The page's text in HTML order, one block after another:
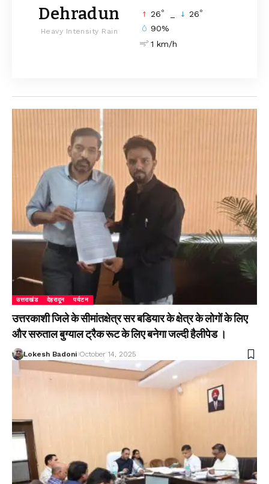
Dehradun
Heavy Intensity Rain
26° 26°
90%
1 km/h
उत्तराखंड देहरादून पर्यटन
उत्तरकाशी जिले के सीमांतक्षेत्र सर बडियार के क्षेत्र के लोगों के लिए
और सरुताल बुग्याल ट्रैक रूट के लिए बनेगा जल्दी हैलीपेड ।
Lokesh Badoni October 14, 2025